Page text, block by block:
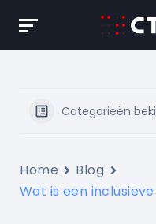
content
Categorieën
Home
Blog
Wat is een